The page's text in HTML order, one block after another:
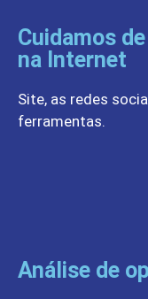
Cuidamos
na Internet
Site, as redes
ferramentas.
Análise de